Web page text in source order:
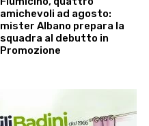
amichevoli ad agosto:
mister Albano prepara la
squadra al debutto in
Promozione